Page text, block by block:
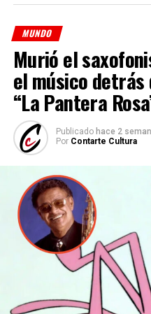
recibieron pintura
deTunick
megáfono desde un edificio
completada la formación
distintas tomas y modificó
para obtener nuevas
obra definitiva.
MUNDO
Murió el
el músico
“La Pantera
Publicado hace 2
Por Contarte Cultura